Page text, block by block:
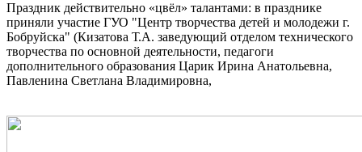
Праздник действительно «цвёл» талантами: в празднике
приняли участие ГУО "Центр творчества детей и молодежи г.
Бобруйска" (Кизатова Т.А. заведующий отделом технического
творчества по основной деятельности, педагоги
дополнительного образования Царик Ирина Анатольевна,
Павленина Светлана Владимировна,